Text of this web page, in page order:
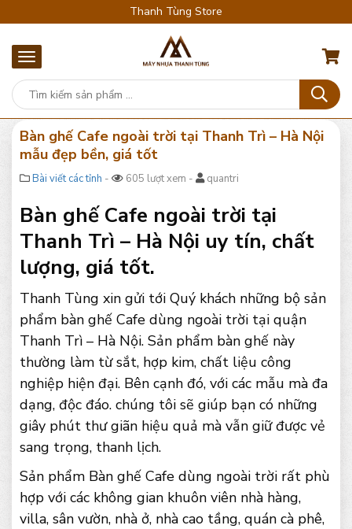
Thanh Tùng Store
Bàn ghế Cafe ngoài trời tại Thanh Trì – Hà Nội
mẫu đẹp bền, giá tốt
Bài viết các tỉnh - 605 lượt xem - quantri
Bàn ghế Cafe ngoài trời tại
Thanh Trì – Hà Nội uy tín, chất
lượng, giá tốt.
Thanh Tùng xin gửi tới Quý khách những bộ sản
phẩm bàn ghế Cafe dùng ngoài trời tại quận
Thanh Trì – Hà Nội. Sản phẩm bàn ghế này
thường làm từ sắt, hợp kim, chất liệu công
nghiệp hiện đại. Bên cạnh đó, với các mẫu mà đa
dạng, độc đáo. chúng tôi sẽ giúp bạn có những
giây phút thư giãn hiệu quả mà vẫn giữ được vẻ
sang trọng, thanh lịch.
Sản phẩm Bàn ghế Cafe dùng ngoài trời rất phù
hợp với các không gian khuôn viên nhà hàng,
villa, sân vườn, nhà ở, nhà cao tầng, quán cà phê,